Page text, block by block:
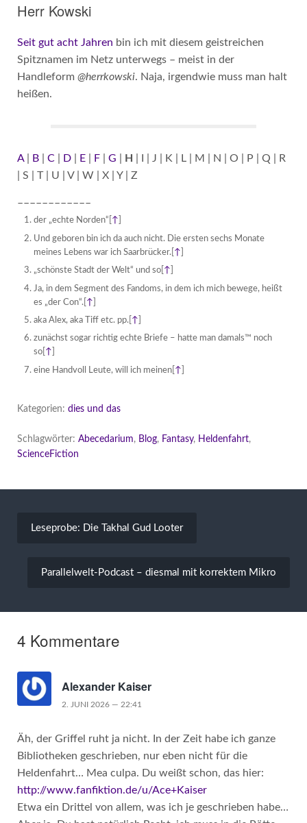
Herr Kowski
Seit gut acht Jahren bin ich mit diesem geistreichen
Spitznamen im Netz unterwegs – meist in der
Handleform @herrkowski. Naja, irgendwie muss man halt
heißen.
A| B| C| D| E| F| G H
| I | J | K | L | M | N | O | P | Q | R
| S | T | U | V | W | X | Y | Z
––––––––––––
der „echte Norden“ ↑
Und geboren bin ich da auch nicht. Die ersten sechs Monate
meines Lebens war ich Saarbrücker.[ ↑
„schönste Stadt der Welt“ und so[ ↑
Ja, in dem Segment des Fandoms, in dem ich mich bewege, heißt
es „der Con“. ↑
aka Alex, aka Tiff etc. pp.[ ↑
zunächst sogar richtig echte Briefe – hatte man damals™ noch
so[ ↑
eine Handvoll Leute, will ich meinen[ ↑
Kategorien: dies und das
Schlagwörter: Abecedarium, Blog, Fantasy, Heldenfahrt,
ScienceFiction
Leseprobe: Die Takhal Gud Looter
Parallelwelt-Podcast – diesmal mit korrektem Mikro
4 Kommentare
Alexander Kaiser
2. JUNI 2026 — 22:41
Äh, der Griffel ruht ja nicht. In der Zeit habe ich ganze
Bibliotheken geschrieben, nur eben nicht für die
Heldenfahrt… Mea culpa. Du weißt schon, das hier:
http://www.fanfiktion.de/u/Ace+Kaiser
Etwa ein Drittel von allem, was ich je geschrieben habe…